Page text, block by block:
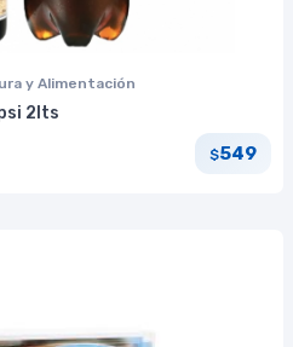
y Alimentación
2lts
$549